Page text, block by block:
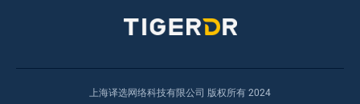
上海译选网络科技有限公司 版权所有 2024